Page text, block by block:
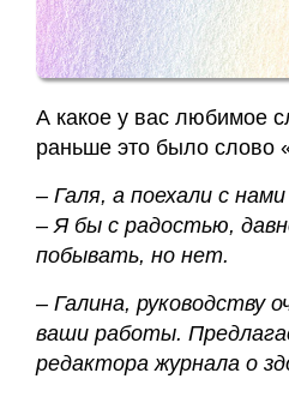
А какое у вас любимое
раньше это было слово
– Галя, а поехали с
– Я бы с радостью,
побывать, но нет.
– Галина, руководству
ваши работы.
редактора журнала о